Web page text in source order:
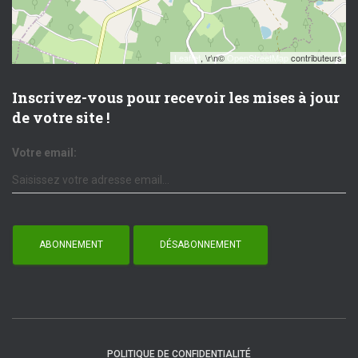
Leaflet, \r\n©OpenStreetMap contributeurs
Inscrivez-vous pour recevoir les mises à jour
de votre site !
Votre email:
POLITIQUE DE CONFIDENTIALITÉ